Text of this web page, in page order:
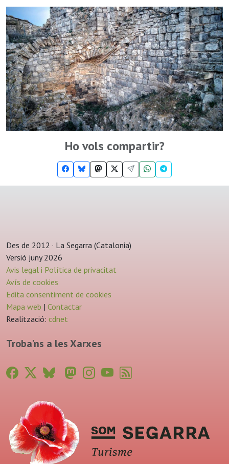
Ho vols compartir?
Des de 2012 · La Segarra (Catalonia)
Versió juny 2026
Avis legal i Política de privacitat
Avís de cookies
Edita consentiment de cookies
Mapa web | Contactar
Realització: cdnet
Troba'ns a les Xarxes